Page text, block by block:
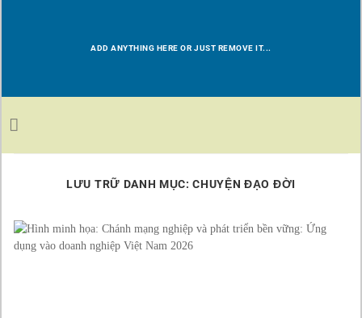
ADD ANYTHING HERE OR JUST REMOVE IT...
LƯU TRỮ DANH MỤC:CHUYỆN ĐẠO ĐỜI